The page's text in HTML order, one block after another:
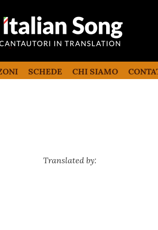
song
SCHEDE CHI SIAMO
Translated by: